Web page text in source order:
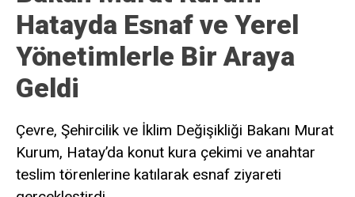
Hatayda Esnaf ve Yerel
Yönetimlerle Bir Araya
Geldi
Çevre, Şehircilik ve İklim Değişikliği Bakanı Murat
Kurum, Hatay’da konut kura çekimi ve anahtar
teslim törenlerine katılarak esnaf ziyareti